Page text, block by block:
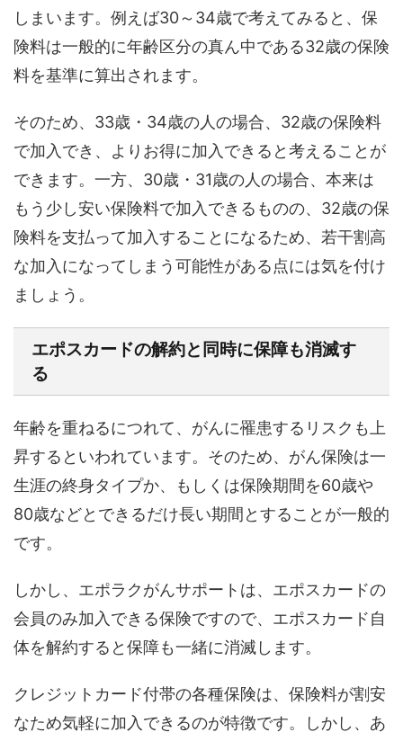
しまいます。例えば30～34歳で考えてみると、保
険料は一般的に年齢区分の真ん中である32歳の保険
料を基準に算出されます。
そのため、33歳・34歳の人の場合、32歳の保険料
で加入でき、よりお得に加入できると考えることが
できます。一方、30歳・31歳の人の場合、本来は
もう少し安い保険料で加入できるものの、32歳の保
険料を支払って加入することになるため、若干割高
な加入になってしまう可能性がある点には気を付け
ましょう。
エポスカードの解約と同時に保障も消滅す
る
年齢を重ねるにつれて、がんに罹患するリスクも上
昇するといわれています。そのため、がん保険は一
生涯の終身タイプか、もしくは保険期間を60歳や
80歳などとできるだけ長い期間とすることが一般的
です。
しかし、エポラクがんサポートは、エポスカードの
会員のみ加入できる保険ですので、エポスカード自
体を解約すると保障も一緒に消滅します。
クレジットカード付帯の各種保険は、保険料が割安
なため気軽に加入できるのが特徴です。しかし、あ